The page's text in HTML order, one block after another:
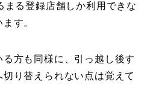
まる登録店舗しか利用できな
す。
方も同様に、引っ越し後す
り替えられない点は覚えて